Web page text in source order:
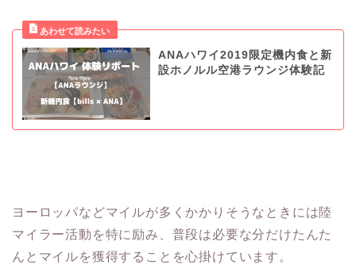
ANAハワイ2019限定機内食と新
設ホノルル空港ラウンジ体験記
ヨーロッパなどマイルが多くかかりそうなときには陸
マイラー活動を特に励み、普段は必要な分だけたんた
んとマイルを獲得することを心掛けています。